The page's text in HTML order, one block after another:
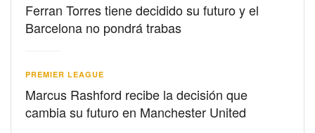
Ferran Torres tiene decidido su futuro y el
Barcelona no pondrá trabas
PREMIER LEAGUE
Marcus Rashford recibe la decisión que
cambia su futuro en Manchester United